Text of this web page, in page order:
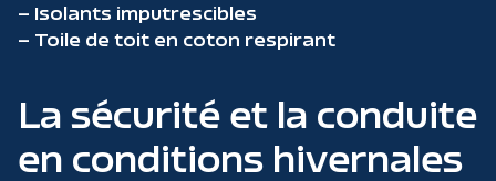
– Isolants imputrescibles
– Toile de toit en coton respirant
La sécurité et la conduite
en conditions hivernales